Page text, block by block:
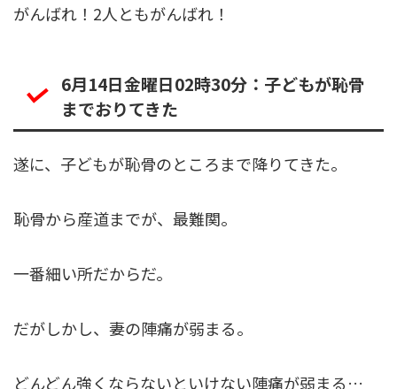
がんばれ！2人ともがんばれ！
6月14日金曜日02時30分：子どもが恥骨
までおりてきた
遂に、子どもが恥骨のところまで降りてきた。
恥骨から産道までが、最難関。
一番細い所だからだ。
だがしかし、妻の陣痛が弱まる。
どんどん強くならないといけない陣痛が弱まる…